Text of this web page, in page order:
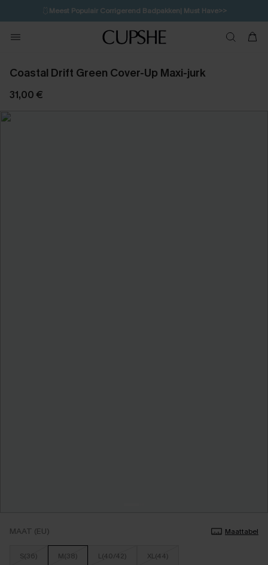
🩱Meest Populair Corrigerend Badpakken| Must Have>>
💌Abonneer je & ontvang tot 15% korting>>
Koop 3, krijg 15% korting | CODE: SW15
Coastal Drift Green Cover-Up Maxi-jurk
31,00 €
MAAT (EU) Maattabel
S(36) M(38) L(40/42) XL(44)